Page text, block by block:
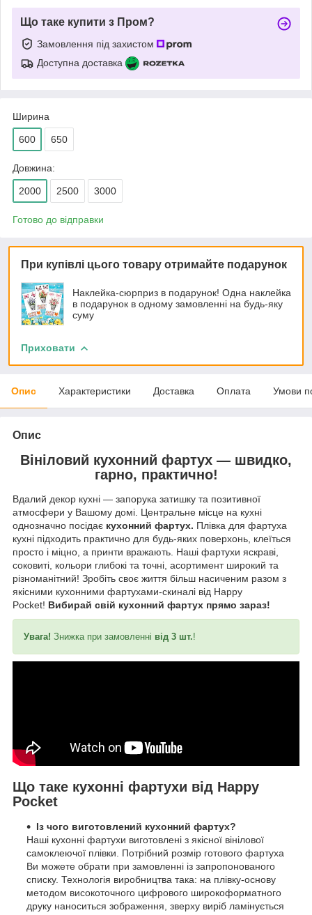
Що таке купити з Пром?
Замовлення під захистом
Доступна доставка
Ширина
600 650
Довжина:
2000 2500 3000
Готово до відправки
При купівлі цього товару отримайте подарунок
Наклейка-сюрприз в подарунок! Одна наклейка
в подарунок в одному замовленні на будь-яку
суму
Приховати
Опис Характеристики Доставка Оплата Умови
Опис
Вініловий кухонний фартух — швидко,
гарно, практично!
Вдалий декор кухні — запорука затишку та позитивної
атмосфери у Вашому домі. Центральне місце на кухні
однозначно посідає кухонний фартух. Плівка для фартуха
кухні підходить практично для будь-яких поверхонь, клеїться
просто і міцно, а принти вражають. Наші фартухи яскраві,
соковиті, кольори глибокі та точні, асортимент широкий та
різноманітний! Зробіть своє життя більш насиченим разом з
якісними кухонними фартухами-скиналі від Happy
Pocket! Вибирай свій кухонний фартух прямо зараз!
Увага! Знижка при замовленні від 3 шт.!
Що таке кухонні фартухи від Happy
Pocket
Із чого виготовлений кухонний фартух?
Наші кухонні фартухи виготовлені з якісної вінілової
самоклеючої плівки. Потрібний розмір готового фартуха
Ви можете обрати при замовленні із запропонованого
списку. Технологія виробництва така: на плівку-основу
методом високоточного цифрового широкоформатного
друку наноситься зображення, зверху виріб ламінується